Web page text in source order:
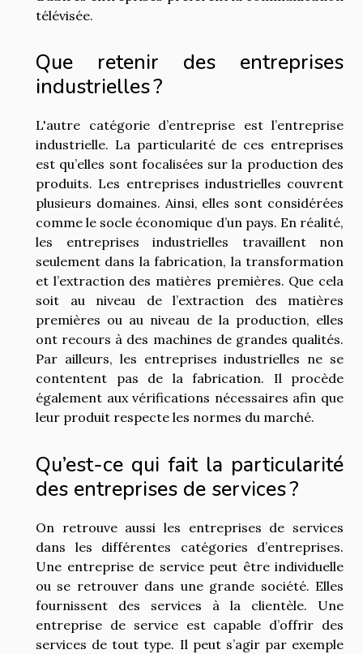
télévisée.
Que retenir des entreprises
industrielles ?
L'autre catégorie d’entreprise est l’entreprise
industrielle. La particularité de ces entreprises
est qu’elles sont focalisées sur la production des
produits. Les entreprises industrielles couvrent
plusieurs domaines. Ainsi, elles sont considérées
comme le socle économique d’un pays. En réalité,
les entreprises industrielles travaillent non
seulement dans la fabrication, la transformation
et l’extraction des matières premières. Que cela
soit au niveau de l’extraction des matières
premières ou au niveau de la production, elles
ont recours à des machines de grandes qualités.
Par ailleurs, les entreprises industrielles ne se
contentent pas de la fabrication. Il procède
également aux vérifications nécessaires afin que
leur produit respecte les normes du marché.
Qu’est-ce qui fait la particularité
des entreprises de services ?
On retrouve aussi les entreprises de services
dans les différentes catégories d’entreprises.
Une entreprise de service peut être individuelle
ou se retrouver dans une grande société. Elles
fournissent des services à la clientèle. Une
entreprise de service est capable d’offrir des
services de tout type. Il peut s’agir par exemple